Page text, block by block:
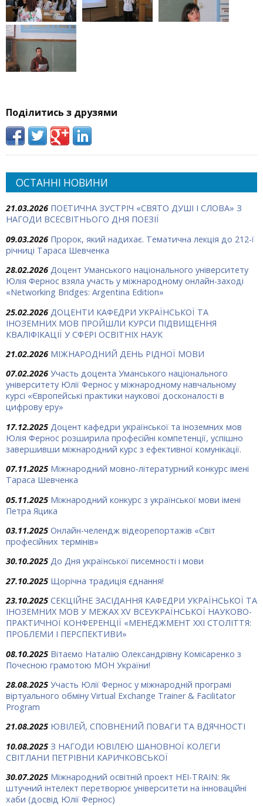
Поділитись з друзями
ОСТАННІ НОВИНИ
21.03.2026 ПОЕТИЧНА ЗУСТРІЧ «СВЯТО ДУШІ І СЛОВА» З
НАГОДИ ВСЕСВІТНЬОГО ДНЯ ПОЕЗІЇ
09.03.2026 Пророк, який надихає. Тематична лекція до 212-ї
річниці Тараса Шевченка
28.02.2026 Доцент Уманського національного університету
Юлія Фернос взяла участь у міжнародному онлайн-заході
«Networking Bridges: Argentina Edition»
25.02.2026 ДОЦЕНТИ КАФЕДРИ УКРАЇНСЬКОЇ ТА
ІНОЗЕМНИХ МОВ ПРОЙШЛИ КУРСИ ПІДВИЩЕННЯ
КВАЛІФІКАЦІЇ У СФЕРІ ОСВІТНІХ НАУК
21.02.2026 МІЖНАРОДНИЙ ДЕНЬ РІДНОЇ МОВИ
07.02.2026 Участь доцента Уманського національного
університету Юлії Фернос у міжнародному навчальному
курсі «Європейські практики наукової досконалості в
цифрову еру»
17.12.2025 Доцент кафедри української та іноземних мов
Юлія Фернос розширила професійні компетенції, успішно
завершивши міжнародний курс з ефективної комунікації.
07.11.2025 Міжнародний мовно-літературний конкурс імені
Тараса Шевченка
05.11.2025 Міжнародний конкурс з української мови імені
Петра Яцика
03.11.2025 Онлайн-челендж відеорепортажів «Світ
професійних термінів»
30.10.2025 До Дня української писемності і мови
27.10.2025 Щорічна традиція єднання!
23.10.2025 СЕКЦІЙНЕ ЗАСІДАННЯ КАФЕДРИ УКРАЇНСЬКОЇ ТА
ІНОЗЕМНИХ МОВ У МЕЖАХ ХV ВСЕУКРАЇНСЬКОЇ НАУКОВО-
ПРАКТИЧНОЇ КОНФЕРЕНЦІЇ «МЕНЕДЖМЕНТ XXI СТОЛІТТЯ:
ПРОБЛЕМИ І ПЕРСПЕКТИВИ»
08.10.2025 Вітаємо Наталію Олександрівну Комісаренко з
Почесною грамотою МОН України!
28.08.2025 Участь Юлії Фернос у міжнародній програмі
віртуального обміну Virtual Exchange Trainer & Facilitator
Program
21.08.2025 ЮВІЛЕЙ, СПОВНЕНИЙ ПОВАГИ ТА ВДЯЧНОСТІ
10.08.2025 З НАГОДИ ЮВІЛЕЮ ШАНОВНОЇ КОЛЕГИ
СВІТЛАНИ ПЕТРІВНИ КАРИЧКОВСЬКОЇ
30.07.2025 Міжнародний освітній проект HEI-TRAIN: Як
штучний інтелект перетворює університети на інноваційні
хаби (досвід Юлії Фернос)